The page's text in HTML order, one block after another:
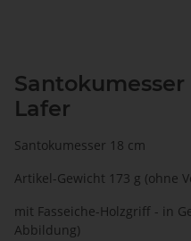
Santokumesser
Lafer
Santokumesser 18 cm
Artikel-Gewicht 173 g (ohne
mit Fasseiche-Holzgriff - in
Abbildung)